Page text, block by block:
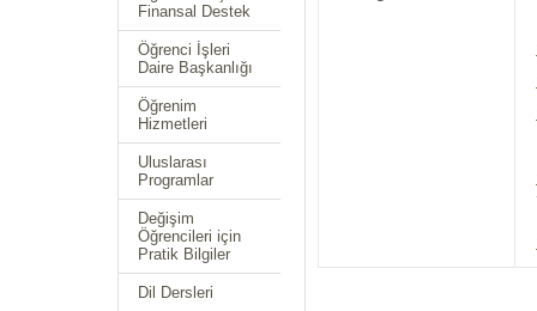
Finansal Destek
Öğrenci İşleri
Daire Başkanlığı
Öğrenim
Hizmetleri
Uluslarası
Programlar
Değişim
Öğrencileri için
Pratik Bilgiler
Dil Dersleri